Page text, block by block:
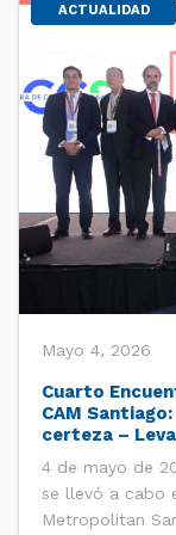
ACTUALIDAD
Mayo 4, 2026
Cuarto
CAM
certeza –
4 de mayo de
se llevó a cabo
Metropolitan